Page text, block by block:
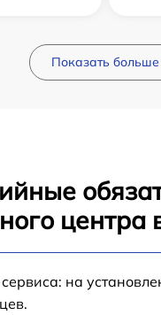
Показать больше
центра
сервиса: на